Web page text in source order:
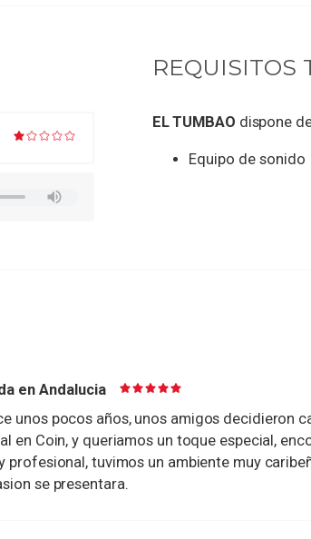
REQUISITOS
EL TUMBAO dispone
Equipo de sonido
en Andalucia
unos pocos años, unos amigos decidieron
en Coin, y queriamos un toque especial,
profesional, tuvimos un ambiente muy
se presentara.